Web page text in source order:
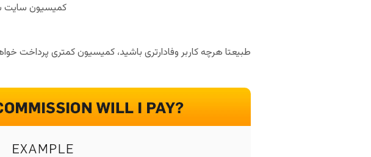
کمیسیون سایت
طبیعتا هرچه کاربر وفادارتری باشید، کمیسیون کمتری پرداخت